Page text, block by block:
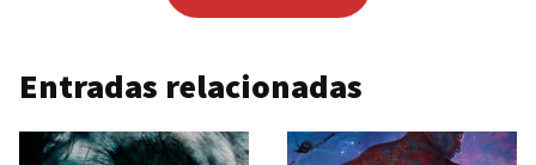
Entradas relacionadas